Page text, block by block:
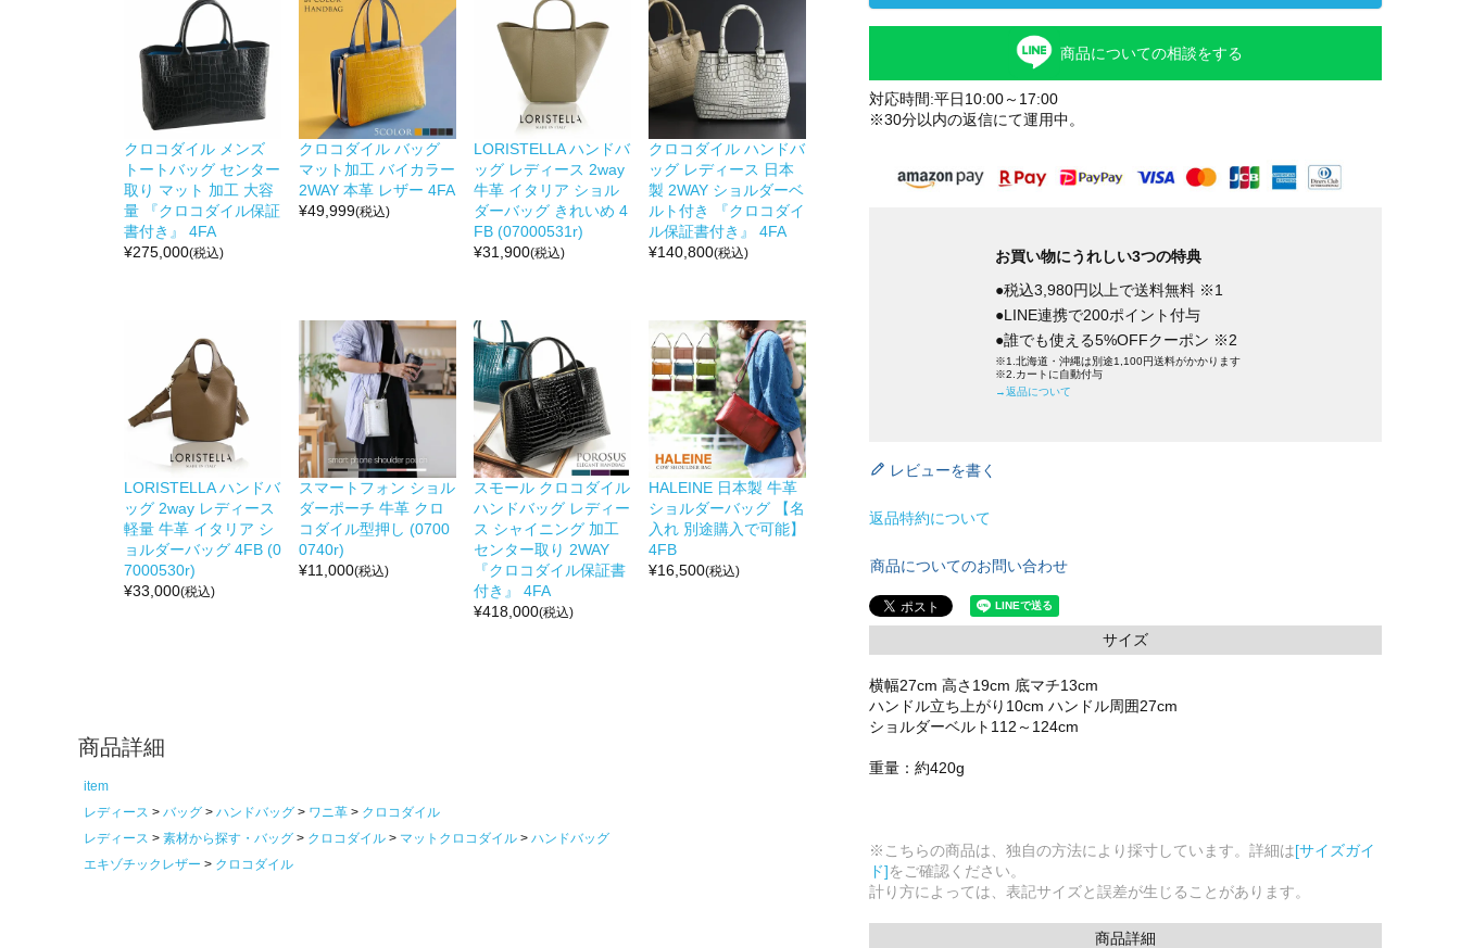
クロコダイル メンズ
トートバッグ センター
取り マット 加工 大容
量 『クロコダイル保証
書付き』 4FA
¥275,000(税込)
クロコダイル バッグ
マット加工 バイカラー
2WAY 本革 レザー 4FA
¥49,999(税込)
LORISTELLA ハンドバ
ッグ レディース 2way
牛革 イタリア ショル
ダーバッグ きれいめ 4
FB (07000531r)
¥31,900(税込)
クロコダイル ハンドバ
ッグ レディース 日本
製 2WAY ショルダーベ
ルト付き 『クロコダイ
ル保証書付き』 4FA
¥140,800(税込)
LORISTELLA ハンドバ
ッグ 2way レディース
軽量 牛革 イタリア シ
ョルダーバッグ 4FB (0
7000530r)
¥33,000(税込)
スマートフォン ショル
ダーポーチ 牛革 クロ
コダイル型押し (0700
0740r)
¥11,000(税込)
スモール クロコダイル
ハンドバッグ レディー
ス シャイニング 加工
センター取り 2WAY
『クロコダイル保証書
付き』 4FA
¥418,000(税込)
HALEINE 日本製 牛革
ショルダーバッグ 【名
入れ 別途購入で可能】
4FB
¥16,500(税込)
商品詳細
item
レディース
バッグ ハンドバッグ ワニ革
クロコダイル
レディース
素材から探す・バッグ クロコダイル マットクロコダイル
ハンドバッグ
エキゾチックレザー
クロコダイル
商品についての相談をする
対応時間:平日10:00～17:00
※30分以内の返信にて運用中。
お買い物にうれしい3つの特典
●税込3,980円以上で送料無料 ※1
●LINE連携で200ポイント付与
●誰でも使える5%OFFクーポン ※2
※1.北海道・沖縄は別途1,100円送料がかかります
※2.カートに自動付与
→返品について
レビューを書く
返品特約について
商品についてのお問い合わせ
サイズ
横幅27cm 高さ19cm 底マチ13cm
ハンドル立ち上がり10cm ハンドル周囲27cm
ショルダーベルト112～124cm
重量：約420g
※こちらの商品は、独自の方法により採寸しています。詳細は[サイズガイ
ド]をご確認ください。
計り方によっては、表記サイズと誤差が生じることがあります。
商品詳細